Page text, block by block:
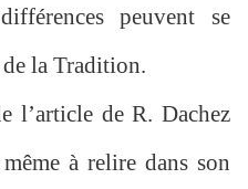
peuvent se
la Tradition.
l’article de R. Dachez
à relire dans son